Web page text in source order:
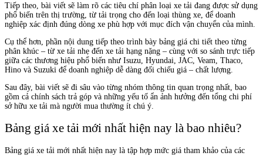
Tiếp theo, bài viết sẽ làm rõ các tiêu chí phân loại xe tải đang được sử dụng
phổ biến trên thị trường, từ tải trọng cho đến loại thùng xe, để doanh
nghiệp xác định đúng dòng xe phù hợp với mục đích vận chuyển của mình.
Cụ thể hơn, phần nội dung tiếp theo trình bày bảng giá chi tiết theo từng
phân khúc – từ xe tải nhẹ đến xe tải hạng nặng – cùng với so sánh trực tiếp
giữa các thương hiệu phổ biến như Isuzu, Hyundai, JAC, Veam, Thaco,
Hino và Suzuki để doanh nghiệp dễ dàng đối chiếu giá – chất lượng.
Sau đây, bài viết sẽ đi sâu vào từng nhóm thông tin quan trọng nhất, bao
gồm cả chính sách trả góp và những yếu tố ẩn ảnh hưởng đến tổng chi phí
sở hữu xe tải mà người mua thường ít chú ý.
Bảng giá xe tải mới nhất hiện nay là bao nhiêu?
Bảng giá xe tải mới nhất hiện nay là tập hợp mức giá tham khảo của các